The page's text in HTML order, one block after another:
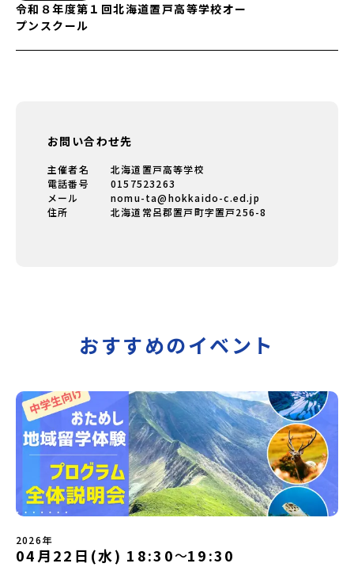
令和８年度第１回北海道置戸高等学校オー
プンスクール
お問い合わせ先
主催者名
北海道置戸高等学校
電話番号
0157523263
メール
nomu-ta@hokkaido-c.ed.jp
住所
北海道常呂郡置戸町字置戸256-8
おすすめのイベント
2026年
04月22日(水) 18:30〜19:30